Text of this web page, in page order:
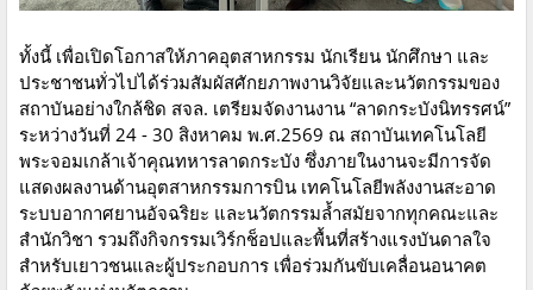
ทั้งนี้ เพื่อเปิดโอกาสให้ภาคอุตสาหกรรม นักเรียน นักศึกษา และ
ประชาชนทั่วไปได้ร่วมสัมผัสศักยภาพงานวิจัยและนวัตกรรมของ
สถาบันอย่างใกล้ชิด สจล. เตรียมจัดงานงาน “ลาดกระบังนิทรรศน์”
ระหว่างวันที่ 24 - 30 สิงหาคม พ.ศ.2569 ณ สถาบันเทคโนโลยี
พระจอมเกล้าเจ้าคุณทหารลาดกระบัง ซึ่งภายในงานจะมีการจัด
แสดงผลงานด้านอุตสาหกรรมการบิน เทคโนโลยีพลังงานสะอาด
ระบบอากาศยานอัจฉริยะ และนวัตกรรมล้ำสมัยจากทุกคณะและ
สำนักวิชา รวมถึงกิจกรรมเวิร์กช็อปและพื้นที่สร้างแรงบันดาลใจ
สำหรับเยาวชนและผู้ประกอบการ เพื่อร่วมกันขับเคลื่อนอนาคต